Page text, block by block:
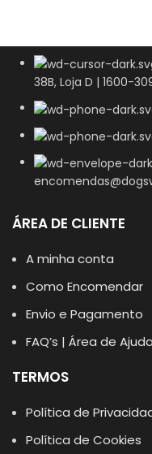
38B, Loja D | 1600-
ÁREA DE CLIENTE
A minha conta
Como Encomendar
Envio e Pagamento
FAQ’s | Área de Ajuda
TERMOS
Política de
Política de Cookies